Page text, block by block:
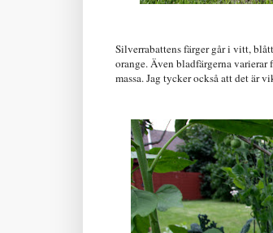
Silverrabattens färger går i vitt,
orange. Även bladfärgerna
massa. Jag tycker också att det är